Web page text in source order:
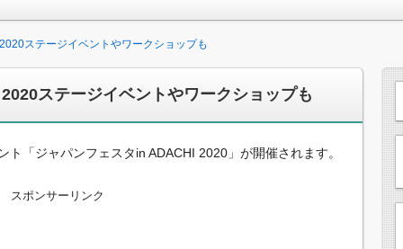
ステージイベントやワークショップも
ステージイベントやワークショップも
「ジャパンフェスタin ADACHI 2020」が開催されます。
スポンサーリンク